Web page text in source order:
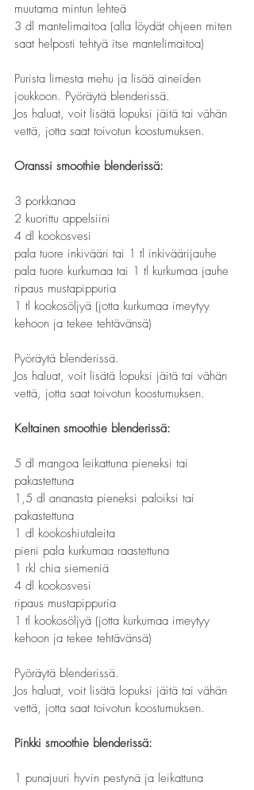
muutama mintun lehteä
3 dl mantelimaitoa (alla löydät ohjeen miten
saat helposti tehtyä itse mantelimaitoa)
Purista limesta mehu ja lisää aineiden
joukkoon. Pyöräytä blenderissä.
Jos haluat, voit lisätä lopuksi jäitä tai vähän
vettä, jotta saat toivotun koostumuksen.
Oranssi smoothie blenderissä:
3 porkkanaa
2 kuorittu appelsiini
4 dl kookosvesi
pala tuore inkivääri tai 1 tl inkiväärijauhe
pala tuore kurkumaa tai 1 tl kurkumaa jauhe
ripaus mustapippuria
1 tl kookosöljyä (jotta kurkumaa imeytyy
kehoon ja tekee tehtävänsä)
Pyöräytä blenderissä.
Jos haluat, voit lisätä lopuksi jäitä tai vähän
vettä, jotta saat toivotun koostumuksen.
Keltainen smoothie blenderissä:
5 dl mangoa leikattuna pieneksi tai
pakastettuna
1,5 dl ananasta pieneksi paloiksi tai
pakastettuna
1 dl kookoshiutaleita
pieni pala kurkumaa raastettuna
1 rkl chia siemeniä
4 dl kookosvesi
ripaus mustapippuria
1 tl kookosöljyä (jotta kurkumaa imeytyy
kehoon ja tekee tehtävänsä)
Pyöräytä blenderissä.
Jos haluat, voit lisätä lopuksi jäitä tai vähän
vettä, jotta saat toivotun koostumuksen.
Pinkki smoothie blenderissä:
1 punajuuri hyvin pestynä ja leikattuna